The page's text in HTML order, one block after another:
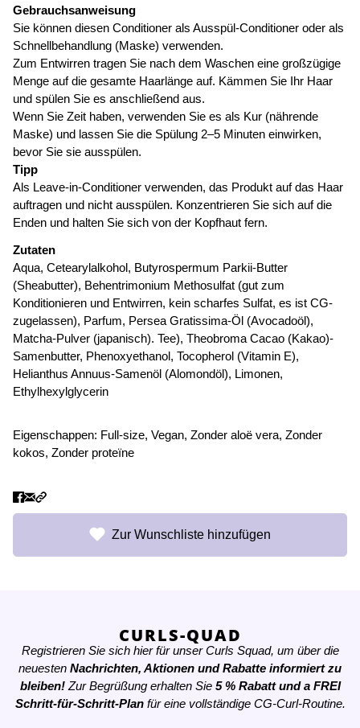
Gebrauchsanweisung
Sie können diesen Conditioner als Ausspül-Conditioner oder als
Schnellbehandlung (Maske) verwenden.
Zum Entwirren tragen Sie nach dem Waschen eine großzügige
Menge auf die gesamte Haarlänge auf. Kämmen Sie Ihr Haar
und spülen Sie es anschließend aus.
Wenn Sie Zeit haben, verwenden Sie es als Kur (nährende
Maske) und lassen Sie die Spülung 2–5 Minuten einwirken,
bevor Sie sie ausspülen.
Tipp
Als Leave-in-Conditioner verwenden, das Produkt auf das Haar
auftragen und nicht ausspülen. Konzentrieren Sie sich auf die
Enden und halten Sie sich von der Kopfhaut fern.
Zutaten
Aqua, Cetearylalkohol, Butyrospermum Parkii-Butter
(Sheabutter), Behentrimonium Methosulfat (gut zum
Konditionieren und Entwirren, kein scharfes Sulfat, es ist CG-
zugelassen), Parfum, Persea Gratissima-Öl (Avocadoöl),
Matcha-Pulver (japanisch). Tee), Theobroma Cacao (Kakao)-
Samenbutter, Phenoxyethanol, Tocopherol (Vitamin E),
Helianthus Annuus-Samenöl (Alomondöl), Limonen,
Ethylhexylglycerin
Eigenschappen: Full-size, Vegan, Zonder aloë vera, Zonder
kokos, Zonder proteïne
Zur Wunschliste hinzufügen
CURLS-QUAD
Registrieren Sie sich hier für unser Curls Squad, um über die
neuesten Nachrichten, Aktionen und Rabatte informiert zu
bleiben! Zur Begrüßung erhalten Sie 5 % Rabatt und a FREI
Schritt-für-Schritt-Plan für eine vollständige CG-Curl-Routine.